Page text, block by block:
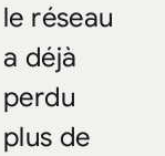
le réseau
a déjà
perdu
plus de